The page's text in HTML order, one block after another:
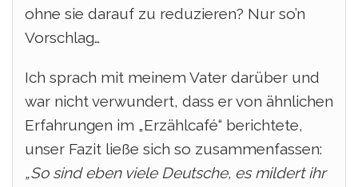
ohne sie darauf zu reduzieren? Nur so’n
Vorschlag…
Ich sprach mit meinem Vater darüber und
war nicht verwundert, dass er von ähnlichen
Erfahrungen im „Erzählcafé“ berichtete,
unser Fazit ließe sich so zusammenfassen:
„So sind eben viele Deutsche, es mildert ihr